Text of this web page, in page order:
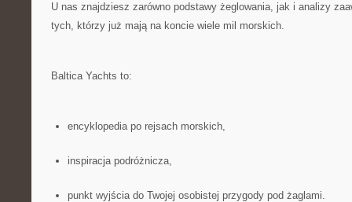
U nas znajdziesz zarówno podstawy żeglowania, jak i analizy
tych, którzy już mają na koncie wiele mil morskich.
Baltica Yachts to:
encyklopedia po rejsach morskich,
inspiracja podróżnicza,
punkt wyjścia do Twojej osobistej przygody pod żaglami.